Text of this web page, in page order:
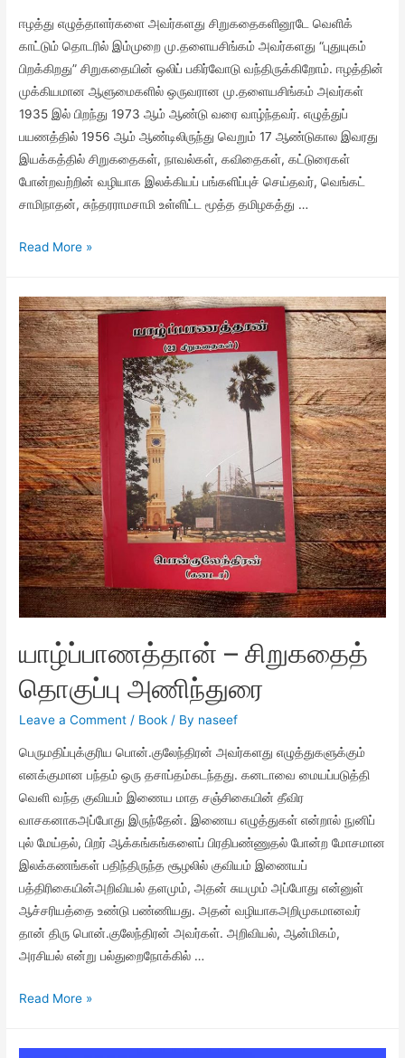
ஈழத்து எழுத்தாளர்களை அவர்களது சிறுகதைகளினூடே வெளிக்
காட்டும் தொடரில் இம்முறை மு.தளையசிங்கம் அவர்களது “புதுயுகம்
பிறக்கிறது” சிறுகதையின் ஒலிப் பகிர்வோடு வந்திருக்கிறோம். ஈழத்தின்
முக்கியமான ஆளுமைகளில் ஒருவரான மு.தளையசிங்கம் அவர்கள்
1935 இல் பிறந்து 1973 ஆம் ஆண்டு வரை வாழ்ந்தவர். எழுத்துப்
பயணத்தில் 1956 ஆம் ஆண்டிலிருந்து வெறும் 17 ஆண்டுகால இவரது
இயக்கத்தில் சிறுகதைகள், நாவல்கள், கவிதைகள், கட்டுரைகள்
போன்றவற்றின் வழியாக இலக்கியப் பங்களிப்புச் செய்தவர், வெங்கட்
சாமிநாதன், சுந்தரராமசாமி உள்ளிட்ட மூத்த தமிழகத்து …
Read More »
யாழ்ப்பாணத்தான் – சிறுகதைத்
தொகுப்பு அணிந்துரை
Leave a Comment / Book / By naseef
பெருமதிப்புக்குரிய பொன்.குலேந்திரன் அவர்களது எழுத்துகளுக்கும்
எனக்குமான பந்தம் ஒரு தசாப்தம்கடந்தது. கனடாவை மையப்படுத்தி
வெளி வந்த குவியம் இணைய மாத சஞ்சிகையின் தீவிர
வாசகனாகஅப்போது இருந்தேன். இணைய எழுத்துகள் என்றால் நுனிப்
புல் மேய்தல், பிறர் ஆக்கங்கங்களைப் பிரதிபண்ணுதல் போன்ற மோசமான
இலக்கணங்கள் பதிந்திருந்த சூழலில் குவியம் இணையப்
பத்திரிகையின்அறிவியல் தளமும், அதன் சுயமும் அப்போது என்னுள்
ஆச்சரியத்தை உண்டு பண்ணியது. அதன் வழியாகஅறிமுகமானவர்
தான் திரு பொன்.குலேந்திரன் அவர்கள். அறிவியல், ஆன்மிகம்,
அரசியல் என்று பல்துறைநோக்கில் …
Read More »